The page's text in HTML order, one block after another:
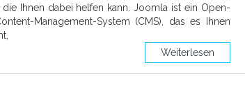
die Ihnen dabei helfen kann. Joomla ist ein Open-
Management-System (CMS), das es Ihnen
Weiterlesen